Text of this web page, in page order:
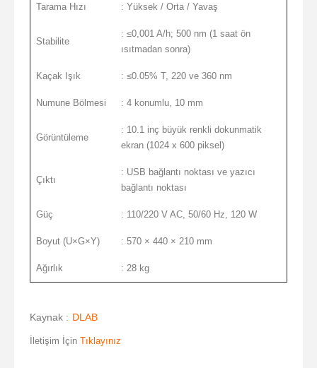
Tarama Hızı : Yüksek / Orta / Yavaş
Stabilite
: ≤0,001 A/h; 500 nm (1 saat ön
ısıtmadan sonra)
Kaçak Işık : ≤0.05% T, 220 ve 360 nm
Numune Bölmesi : 4 konumlu, 10 mm
Görüntüleme
: 10.1 inç büyük renkli dokunmatik
ekran (1024 x 600 piksel)
Çıktı
: USB bağlantı noktası ve yazıcı
bağlantı noktası
Güç : 110/220 V AC, 50/60 Hz, 120 W
Boyut (U×G×Y) : 570 × 440 × 210 mm
Ağırlık : 28 kg
Kaynak : DLAB
İletişim İçin Tıklayınız